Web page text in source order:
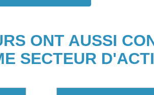
ONT AUSSI
SECTEUR